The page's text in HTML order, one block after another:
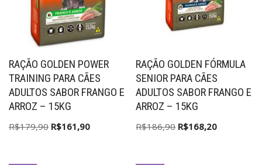
RAÇÃO GOLDEN POWER
TRAINING PARA CÃES
ADULTOS SABOR FRANGO E
ARROZ – 15KG
R$179,90 R$161,90
RAÇÃO GOLDEN FÓRMULA
SENIOR PARA CÃES
ADULTOS SABOR FRANGO E
ARROZ – 15KG
R$186,90 R$168,20